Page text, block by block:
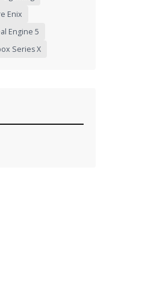
Enix
Engine 5
Series X